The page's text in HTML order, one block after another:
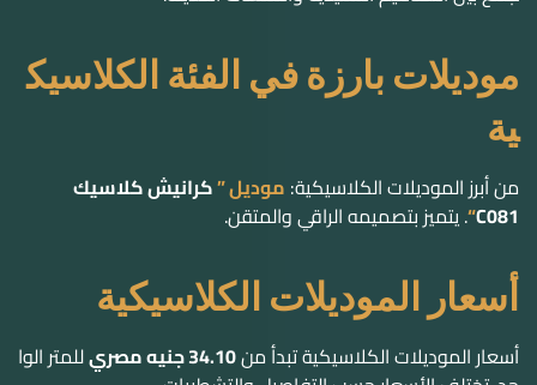
C081
“. يتميز بتصميمه الراقي والمتقن.
أسعار الموديلات الكلاسيكية
أسعار الموديلات الكلاسيكية تبدأ من34.10جنيه مصريللمتر الوا
حد. تختلف الأسعار حسب التفاصيل والتشطيبات.
موديلات مودرن